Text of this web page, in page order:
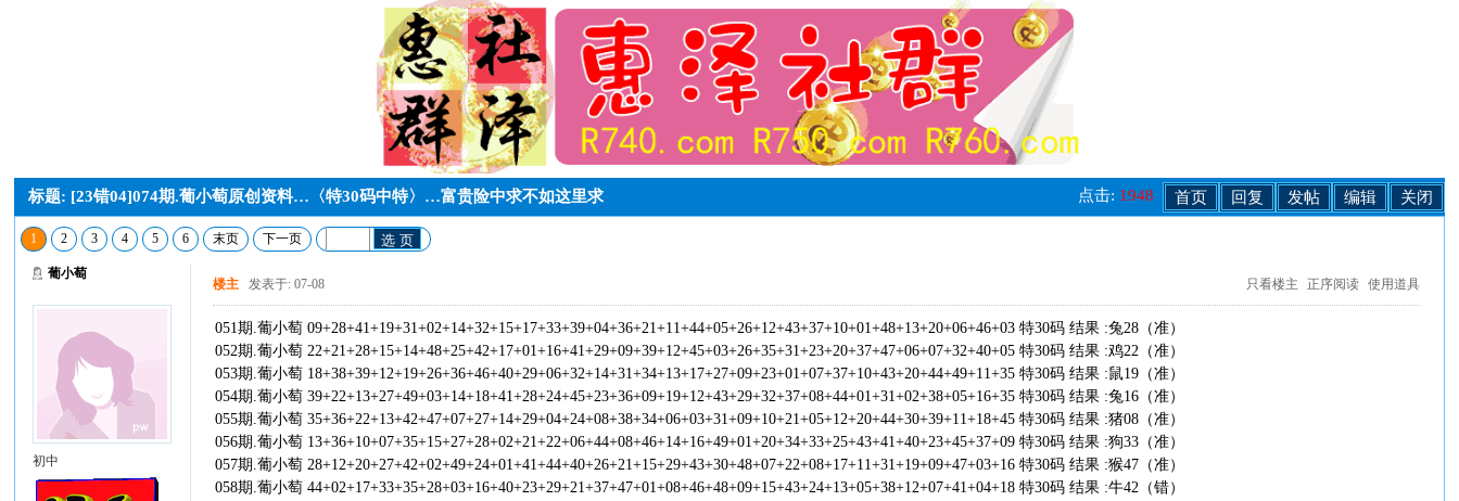
关闭
编辑
发帖
回复
首页
点击: 1948
标题: [23错04]074期.葡小萄原创资料…〈特30码中特〉…富贵险中求不如这里求
1 2 3 4 5 6 末页 下一页 选 页
葡小萄
初中
只看楼主 正序阅读 使用道具
楼主 发表于: 07-08
051期.葡小萄 09+28+41+19+31+02+14+32+15+17+33+39+04+36+21+11+44+05+26+12+43+37+10+01+48+13+20+06+46+03 特30码 结果 :兔28（准）
052期.葡小萄 22+21+28+15+14+48+25+42+17+01+16+41+29+09+39+12+45+03+26+35+31+23+20+37+47+06+07+32+40+05 特30码 结果 :鸡22（准）
053期.葡小萄 18+38+39+12+19+26+36+46+40+29+06+32+14+31+34+13+17+27+09+23+01+07+37+10+43+20+44+49+11+35 特30码 结果 :鼠19（准）
054期.葡小萄 39+22+13+27+49+03+14+18+41+28+24+45+23+36+09+19+12+43+29+32+37+08+44+01+31+02+38+05+16+35 特30码 结果 :兔16（准）
055期.葡小萄 35+36+22+13+42+47+07+27+14+29+04+24+08+38+34+06+03+31+09+10+21+05+12+20+44+30+39+11+18+45 特30码 结果 :猪08（准）
056期.葡小萄 13+36+10+07+35+15+27+28+02+21+22+06+44+08+46+14+16+49+01+20+34+33+25+43+41+40+23+45+37+09 特30码 结果 :狗33（准）
057期.葡小萄 28+12+20+27+42+02+49+24+01+41+44+40+26+21+15+29+43+30+48+07+22+08+17+11+31+19+09+47+03+16 特30码 结果 :猴47（准）
058期.葡小萄 44+02+17+33+35+28+03+16+40+23+29+21+37+47+01+08+46+48+09+15+43+24+13+05+38+12+07+41+04+18 特30码 结果 :牛42（错）